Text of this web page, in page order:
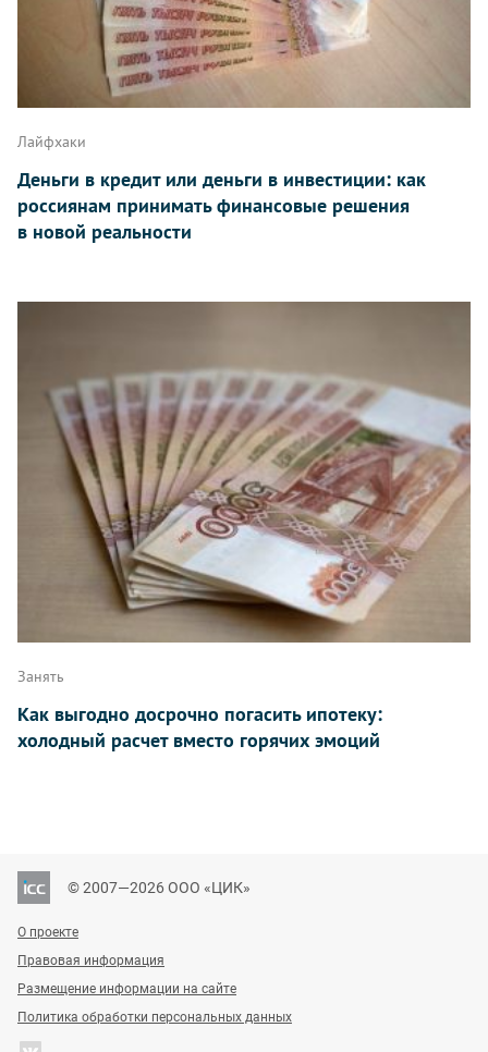
Лайфхаки
Деньги в кредит или деньги в инвестиции: как
россиянам принимать финансовые решения
в новой реальности
Занять
Как выгодно досрочно погасить ипотеку:
холодный расчет вместо горячих эмоций
© 2007—2026 ООО «ЦИК»
О проекте
Правовая информация
Размещение информации на сайте
Политика обработки персональных данных